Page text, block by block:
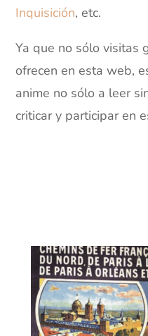
Inquisición, etc.
Ya que no sólo visitas
ofrecen en esta web,
anime no sólo a leer
criticar y participar en